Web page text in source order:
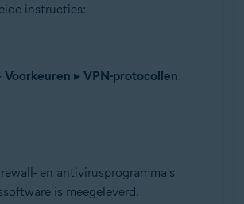
instructies:
Voorkeuren ▸VPN-protocollen.
en antivirusprogramma's
is meegeleverd.